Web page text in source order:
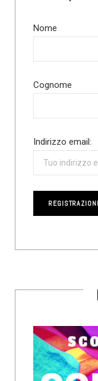
Nome
Cognome
Indirizzo email: